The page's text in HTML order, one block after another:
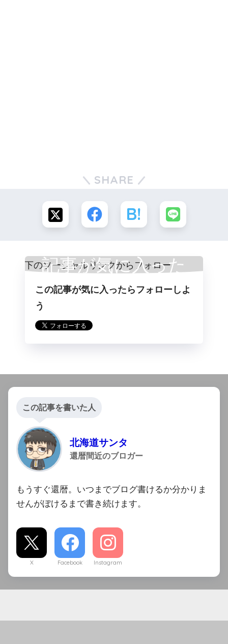
SHARE
記事が気に入った
らフォロー
この記事が気に入ったらフォローしよ
う
この記事を書いた人
北海道サンタ
還暦間近のブロガー
もうすぐ還暦。いつまでブログ書けるか分かりま
せんがぼけるまで書き続けます。
X Facebook Instagram